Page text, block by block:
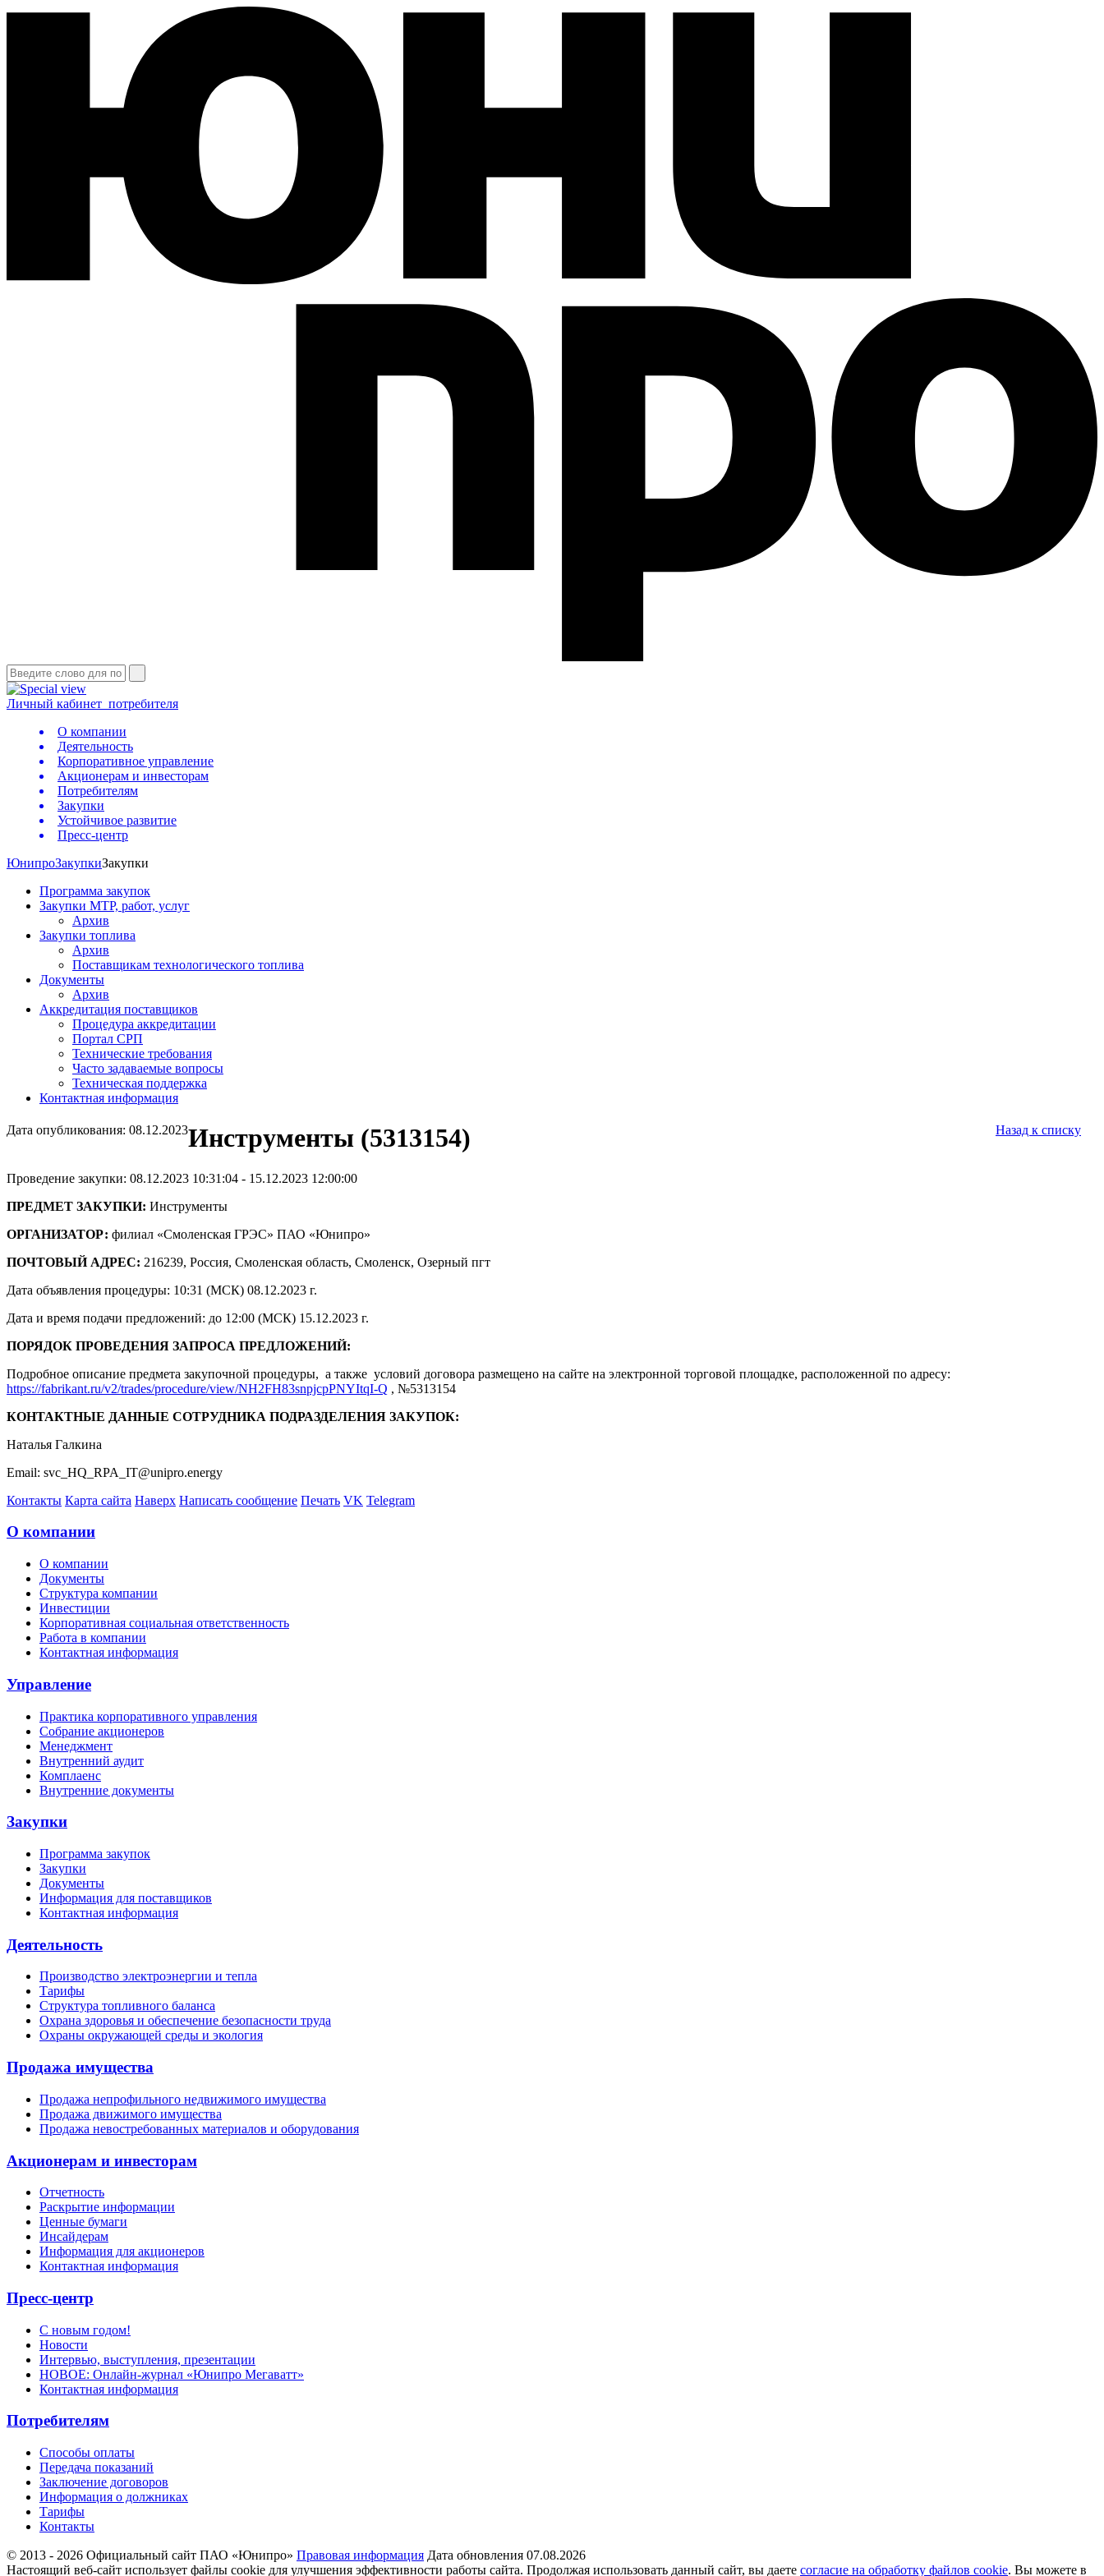
Личный кабинет потребителя
О компании
Деятельность
Корпоративное управление
Акционерам и инвесторам
Потребителям
Закупки
Устойчивое развитие
Пресс-центр
ЮнипроЗакупкиЗакупки
Программа закупок
Закупки МТР, работ, услуг
Архив
Закупки топлива
Архив
Поставщикам технологического топлива
Документы
Архив
Аккредитация поставщиков
Процедура аккредитации
Портал СРП
Технические требования
Часто задаваемые вопросы
Техническая поддержка
Контактная информация
Дата опубликования: 08.12.2023 Назад к списку
Инструменты (5313154)
Проведение закупки: 08.12.2023 10:31:04 - 15.12.2023 12:00:00
ПРЕДМЕТ ЗАКУПКИ: Инструменты
ОРГАНИЗАТОР: филиал «Смоленская ГРЭС» ПАО «Юнипро»
ПОЧТОВЫЙ АДРЕС: 216239, Россия, Смоленская область, Смоленск, Озерный пгт
Дата объявления процедуры: 10:31 (МСК) 08.12.2023 г.
Дата и время подачи предложений: до 12:00 (МСК) 15.12.2023 г.
ПОРЯДОК ПРОВЕДЕНИЯ ЗАПРОСА ПРЕДЛОЖЕНИЙ:
Подробное описание предмета закупочной процедуры, а также условий договора размещено на сайте на электронной торговой площадке, расположенной по адресу:
https://fabrikant.ru/v2/trades/procedure/view/NH2FH83snpjcpPNYItqI-Q , №5313154
КОНТАКТНЫЕ ДАННЫЕ СОТРУДНИКА ПОДРАЗДЕЛЕНИЯ ЗАКУПОК:
Наталья Галкина
Email: svc_HQ_RPA_IT@unipro.energy
Контакты Карта сайта Наверх Написать сообщение Печать VK Telegram
О компании
О компании
Документы
Структура компании
Инвестиции
Корпоративная социальная ответственность
Работа в компании
Контактная информация
Управление
Практика корпоративного управления
Собрание акционеров
Менеджмент
Внутренний аудит
Комплаенс
Внутренние документы
Закупки
Программа закупок
Закупки
Документы
Информация для поставщиков
Контактная информация
Деятельность
Производство электроэнергии и тепла
Тарифы
Структура топливного баланса
Охрана здоровья и обеспечение безопасности труда
Охраны окружающей среды и экология
Продажа имущества
Продажа непрофильного недвижимого имущества
Продажа движимого имущества
Продажа невостребованных материалов и оборудования
Акционерам и инвесторам
Отчетность
Раскрытие информации
Ценные бумаги
Инсайдерам
Информация для акционеров
Контактная информация
Пресс-центр
С новым годом!
Новости
Интервью, выступления, презентации
НОВОЕ: Онлайн-журнал «Юнипро Мегаватт»
Контактная информация
Потребителям
Способы оплаты
Передача показаний
Заключение договоров
Информация о должниках
Тарифы
Контакты
© 2013 - 2026 Официальный сайт ПАО «Юнипро» Правовая информация Дата обновления 07.08.2026
Настоящий веб-сайт использует файлы cookie для улучшения эффективности работы сайта. Продолжая использовать данный сайт, вы даете согласие на обработку файлов cookie. Вы можете в